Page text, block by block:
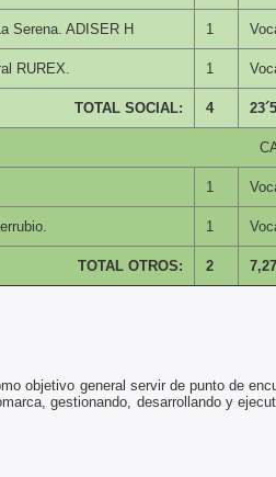
Serena. ADISER H 1
RUREX. 1
TOTAL SOCIAL: 4
1
1
TOTAL OTROS: 2
objetivo general servir de punto de
gestionando, desarrollando y